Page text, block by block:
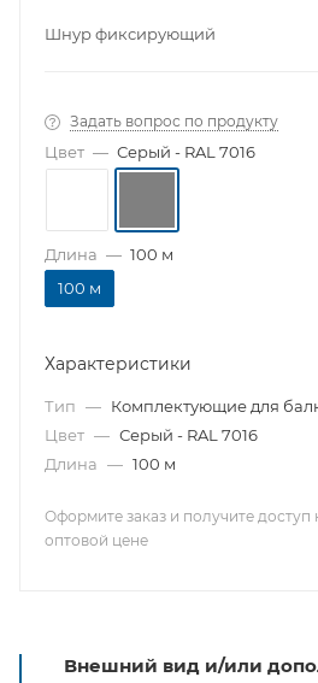
Шнур фиксирующий
Задать вопрос по продукту
Цвет — Серый - RAL 7016
Длина — 100 м
100 м
Характеристики
Тип — Комплектующие для
Цвет — Серый - RAL 7016
Длина — 100 м
Оформите заказ и получите доступ
оптовой цене
Внешний вид и/или